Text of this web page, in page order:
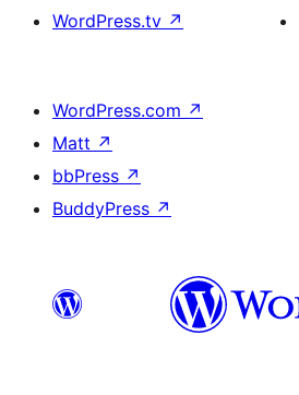
WordPress.tv ↗
WordPress.com ↗
Matt ↗
bbPress ↗
BuddyPress ↗